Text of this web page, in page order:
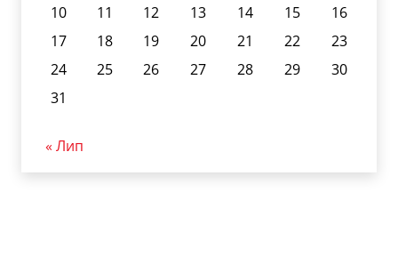
10
11 12 13 14 15
16
17
18 19 20 21 22
23
24
25 26 27 28 29
30
31
« Лип